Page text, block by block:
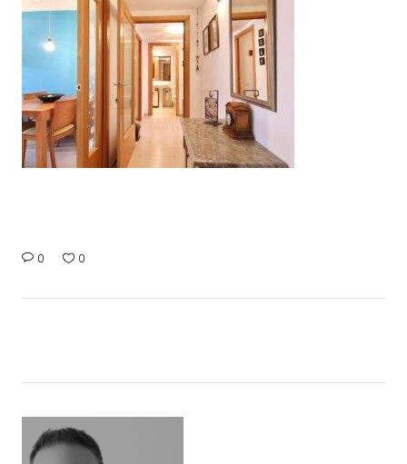
0 0